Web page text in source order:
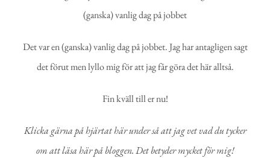
Det var en (ganska) vanlig dag på jobbet. Jag har antagligen sagt
det förut men lyllo mig för att jag får göra det här alltså.
Fin kväll till er nu!
Klicka gärna på hjärtat här under så att jag vet vad du tycker
om att läsa här på bloggen. Det betyder mycket för mig!